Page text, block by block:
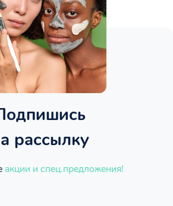
рассылку
акции и спец.предложения!